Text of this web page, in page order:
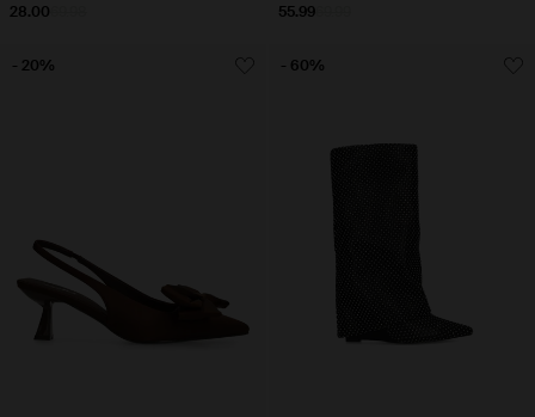
28.00 55.99
- 20% - 60%